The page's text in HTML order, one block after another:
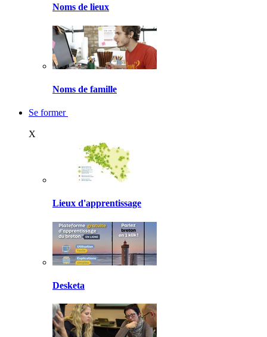
Noms de lieux
Noms de famille
Se former
X
Lieux d'apprentissage
Desketa